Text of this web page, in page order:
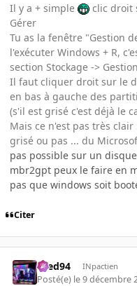
Il y a + simple
clic droit
Gérer
Tu as la fenêtre "Gestion
l'exécuter Windows + R,
section Stockage ->
Il faut cliquer droit sur le
en bas à gauche des
(s'il est grisé c'est déjà le
Mais ce n'est pas très
grisé ou pas ... du
pas possible sur un
mbr2gpt peux le faire en
pas que windows soit
Citer
bred94 INpactien
Posté(e) le 9 décembre